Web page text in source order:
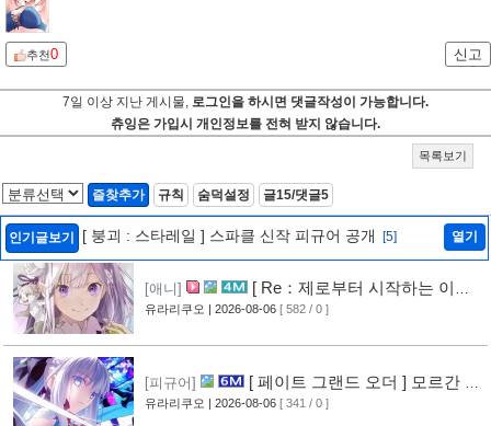
추천0 신고
7일 이상 지난 게시물,
로그인을 하시면 댓글작성이 가능합니다.
츄잉은 가입시 개인정보를 전혀 받지 않습니다.
목록보기
즐찾추가 규칙 숨덕설정 글15/댓글5
인기글보기 [ 붕괴 : 스타레일 ] 스파클 신작 피규어 공개 [5] 열기
[애니]
[ Re：제로부터 시작하는 이세
계 생활 ] 4기 탈환편 PV 영상 공개
유라리쿠오 | 2026-08-06 [ 582 / 0 ]
[피규어]
[ 페이트 그랜드 오더 ] 모르간 르
페이 신작 피규어 공개
[6]
유라리쿠오 | 2026-08-06 [ 341 / 0 ]